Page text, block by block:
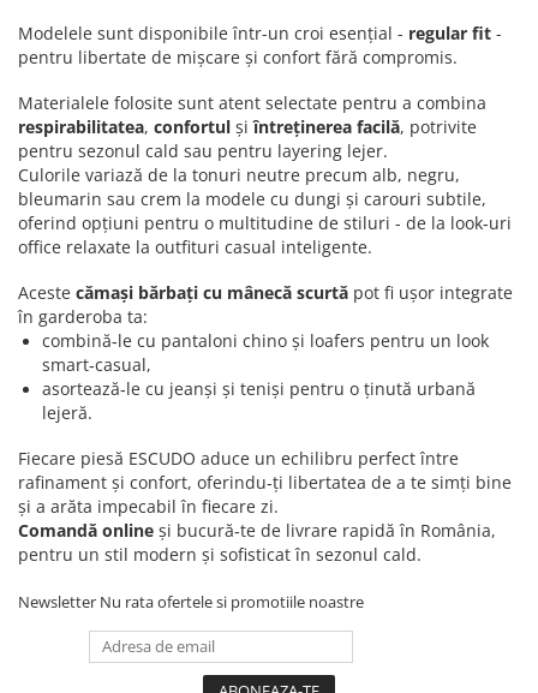
Modelele sunt disponibile într-un croi esențial - regular fit -
pentru libertate de mișcare și confort fără compromis.
Materialele folosite sunt atent selectate pentru a combina
respirabilitatea, confortul șiîntreținerea facilă, potrivite
pentru sezonul cald sau pentru layering lejer.
Culorile variază de la tonuri neutre precum alb, negru,
bleumarin sau crem la modele cu dungi și carouri subtile,
oferind opțiuni pentru o multitudine de stiluri - de la look‑uri
office relaxate la outfituri casual inteligente.
Aceste cămași bărbați cu mânecă scurtă pot fi ușor integrate
în garderoba ta:
combină‑le cu pantaloni chino și loafers pentru un look
smart‑casual,
asortează‑le cu jeanși și teniși pentru o ținută urbană
lejeră.
Fiecare piesă ESCUDO aduce un echilibru perfect între
rafinament și confort, oferindu‑ți libertatea de a te simți bine
și a arăta impecabil în fiecare zi.
Comandă online și bucură‑te de livrare rapidă în România,
pentru un stil modern și sofisticat în sezonul cald.
Newsletter Nu rata ofertele si promotiile noastre